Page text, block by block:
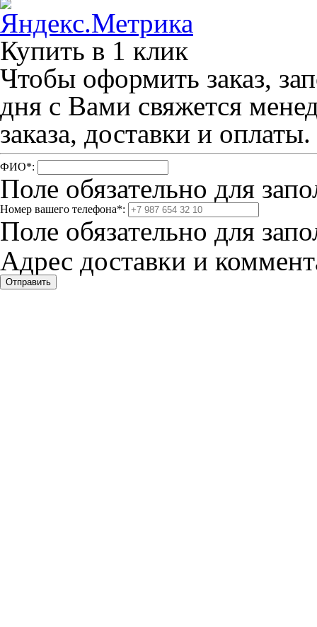
Купить в 1 клик
Чтобы оформить заказ,
дня с Вами свяжется
заказа, доставки и оплаты.
ФИО*:
Поле обязательно для
Номер вашего телефона*:
Поле обязательно для
Адрес доставки и